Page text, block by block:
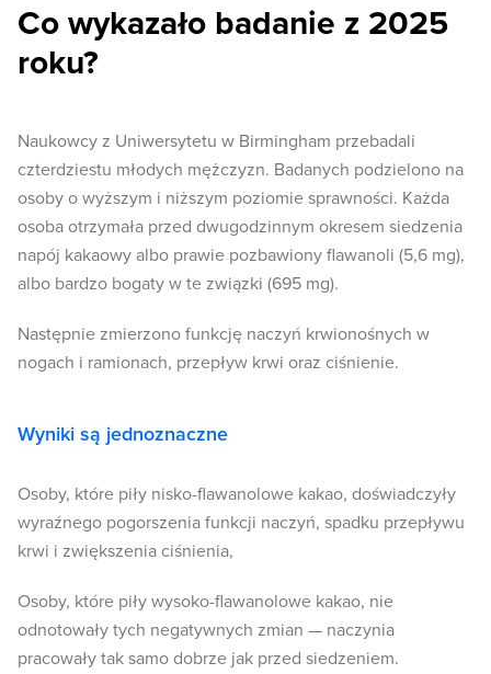
Co wykazało badanie z 2025
roku?
Naukowcy z Uniwersytetu w Birmingham przebadali
czterdziestu młodych mężczyzn. Badanych podzielono na
osoby o wyższym i niższym poziomie sprawności. Każda
osoba otrzymała przed dwugodzinnym okresem siedzenia
napój kakaowy albo prawie pozbawiony flawanoli (5,6 mg),
albo bardzo bogaty w te związki (695 mg).
Następnie zmierzono funkcję naczyń krwionośnych w
nogach i ramionach, przepływ krwi oraz ciśnienie.
Wyniki są jednoznaczne
Osoby, które piły nisko-flawanolowe kakao, doświadczyły
wyraźnego pogorszenia funkcji naczyń, spadku przepływu
krwi i zwiększenia ciśnienia,
Osoby, które piły wysoko-flawanolowe kakao, nie
odnotowały tych negatywnych zmian — naczynia
pracowały tak samo dobrze jak przed siedzeniem.